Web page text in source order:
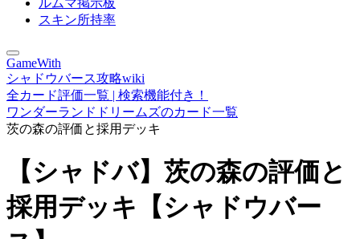
ルムマ掲示板
スキン所持率
GameWith
シャドウバース攻略wiki
全カード評価一覧 | 検索機能付き！
ワンダーランドドリームズのカード一覧
茨の森の評価と採用デッキ
【シャドバ】茨の森の評価と
採用デッキ【シャドウバー